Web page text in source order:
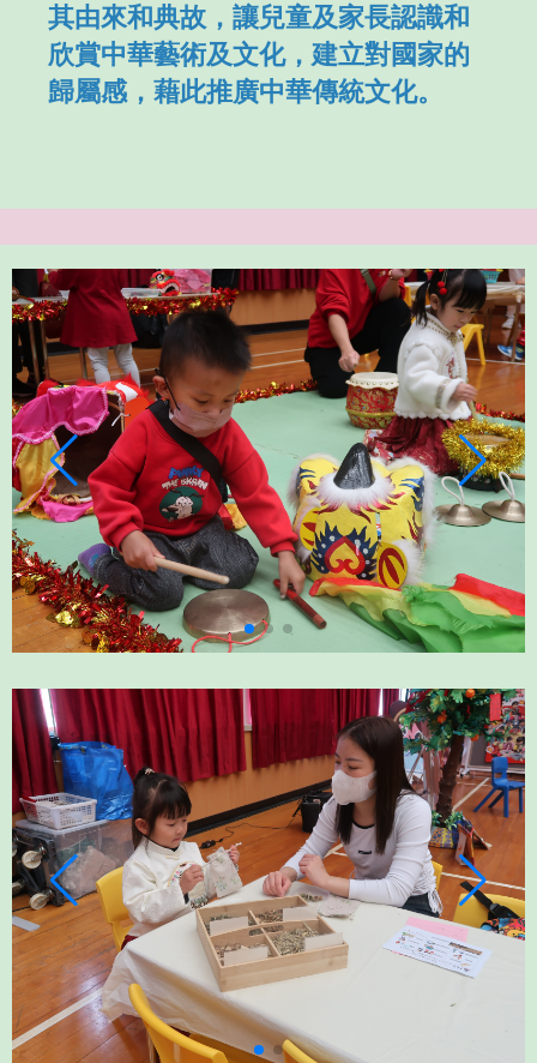
其由來和典故，讓兒童及家長認識和
欣賞中華藝術及文化，建立對國家的
歸屬感，藉此推廣中華傳統文化。